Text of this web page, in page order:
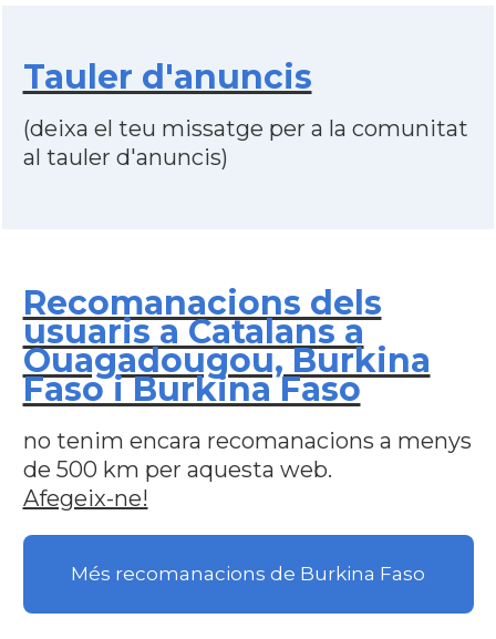
Tauler d'anuncis
(deixa el teu missatge per a la comunitat
al tauler d'anuncis)
Recomanacions dels
usuaris a Catalans a
Ouagadougou, Burkina
Faso i Burkina Faso
no tenim encara recomanacions a menys
de 500 km per aquesta web.
Afegeix-ne!
Més recomanacions de Burkina Faso